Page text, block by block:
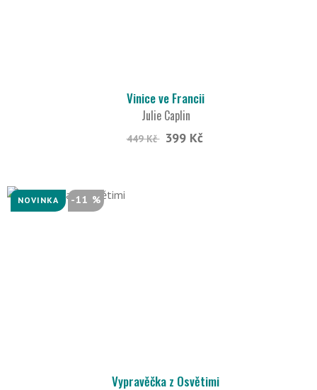
Vinice ve Francii
Julie Caplin
449 Kč 399 Kč
NOVINKA -11 %
Vypravěčka z Osvětimi